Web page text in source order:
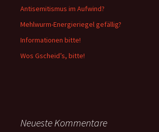
Antisemitismus im Aufwind?
Mehlwurm-Energieriegel gefällig?
Informationen bitte!
Wos Gscheid’s, bitte!
Neueste Kommentare